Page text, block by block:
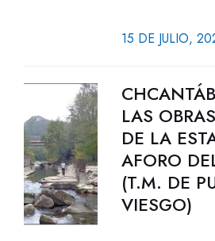
15 DE JULIO,
LAS
DE LA
AFORO
(T.M. DE
VIESGO)